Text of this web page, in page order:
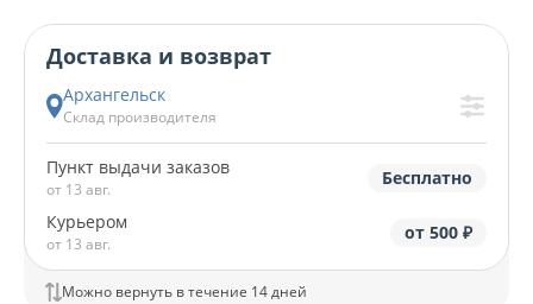
Доставка и возврат
Архангельск
Склад производителя
Пункт выдачи заказов
от 13 авг.
Бесплатно
Курьером
от 13 авг.
от 500 ₽
Можно вернуть в течение 14 дней